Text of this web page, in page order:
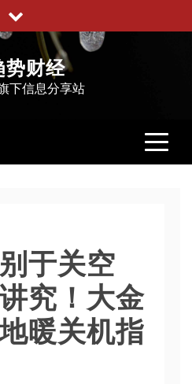
势财经
下信息分享站
于关空
究！大金
暖关机指